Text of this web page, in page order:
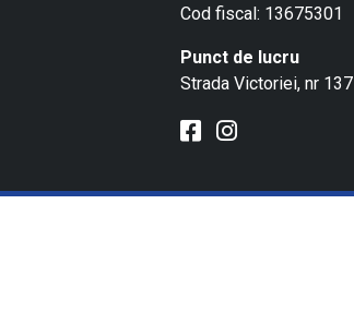
Cod fiscal: 13675301
Punct de lucru
Strada Victoriei, nr 137